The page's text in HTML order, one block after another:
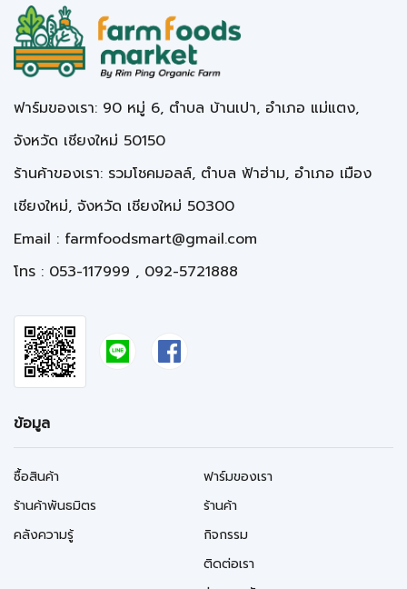
ฟาร์มของเรา: 90 หมู่ 6, ตำบล บ้านเปา, อำเภอ แม่แตง,
จังหวัด เชียงใหม่ 50150
ร้านค้าของเรา: รวมโชคมอลล์, ตำบล ฟ้าฮ่าม, อำเภอ เมือง
เชียงใหม่, จังหวัด เชียงใหม่ 50300
Email : farmfoodsmart@gmail.com
โทร : 053-117999 , 092-5721888
ข้อมูล
ซื้อสินค้า
ร้านค้าพันธมิตร
คลังความรู้
ฟาร์มของเรา
ร้านค้า
กิจกรรม
ติดต่อเรา